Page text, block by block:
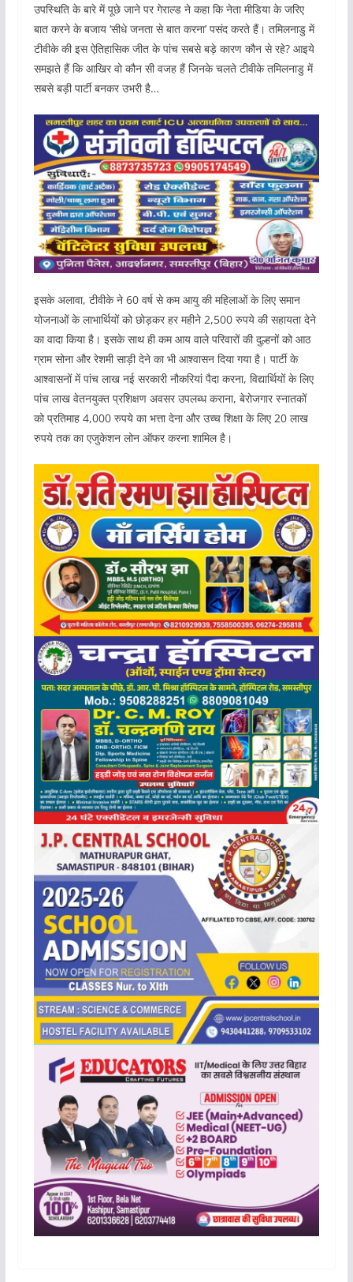
उपस्थिति के बारे में पूछे जाने पर गेराल्ड ने कहा कि नेता मीडिया के जरिए
बात करने के बजाय ‘सीधे जनता से बात करना’ पसंद करते हैं। तमिलनाडु में
टीवीके की इस ऐतिहासिक जीत के पांच सबसे बड़े कारण कौन से रहे? आइये
समझते हैं कि आखिर वो कौन सी वजह हैं जिनके चलते टीवीके तमिलनाडु में
सबसे बड़ी पार्टी बनकर उभरी है…
इसके अलावा, टीवीके ने 60 वर्ष से कम आयु की महिलाओं के लिए समान
योजनाओं के लाभार्थियों को छोड़कर हर महीने 2,500 रुपये की सहायता देने
का वादा किया है। इसके साथ ही कम आय वाले परिवारों की दुल्हनों को आठ
ग्राम सोना और रेशमी साड़ी देने का भी आश्वासन दिया गया है। पार्टी के
आश्वासनों में पांच लाख नई सरकारी नौकरियां पैदा करना, विद्यार्थियों के लिए
पांच लाख वेतनयुक्त प्रशिक्षण अवसर उपलब्ध कराना, बेरोजगार स्नातकों
को प्रतिमाह 4,000 रुपये का भत्ता देना और उच्च शिक्षा के लिए 20 लाख
रुपये तक का एजुकेशन लोन ऑफर करना शामिल है।